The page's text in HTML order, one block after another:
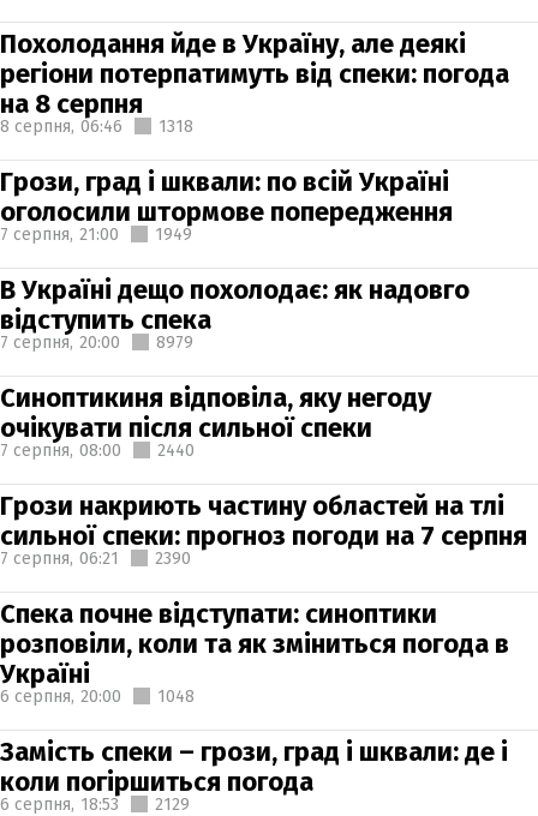
Похолодання йде в Україну, але деякі
регіони потерпатимуть від спеки: погода
на 8 серпня
8 серпня, 06:46 1318
Грози, град і шквали: по всій Україні
оголосили штормове попередження
7 серпня, 21:00 1949
В Україні дещо похолодає: як надовго
відступить спека
7 серпня, 20:00 8979
Синоптикиня відповіла, яку негоду
очікувати після сильної спеки
7 серпня, 08:00 2440
Грози накриють частину областей на тлі
сильної спеки: прогноз погоди на 7 серпня
7 серпня, 06:21 2390
Спека почне відступати: синоптики
розповіли, коли та як зміниться погода в
Україні
6 серпня, 20:00 1048
Замість спеки – грози, град і шквали: де і
коли погіршиться погода
6 серпня, 18:53 2129